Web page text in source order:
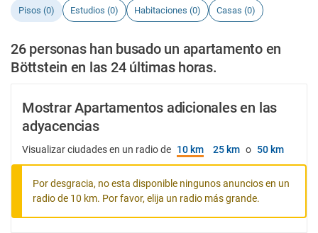
Pisos (0) Estudios (0) Habitaciones (0) Casas (0)
26 personas han busado un apartamento en
Böttstein en las 24 últimas horas.
Mostrar Apartamentos adicionales en las
adyacencias
Visualizar ciudades en un radio de 10 km 25 km o 50 km
Por desgracia, no esta disponible ningunos anuncios en un
radio de 10 km. Por favor, elija un radio más grande.